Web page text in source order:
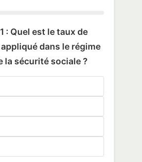
: Quel est le taux de
dans le régime
la sécurité sociale ?